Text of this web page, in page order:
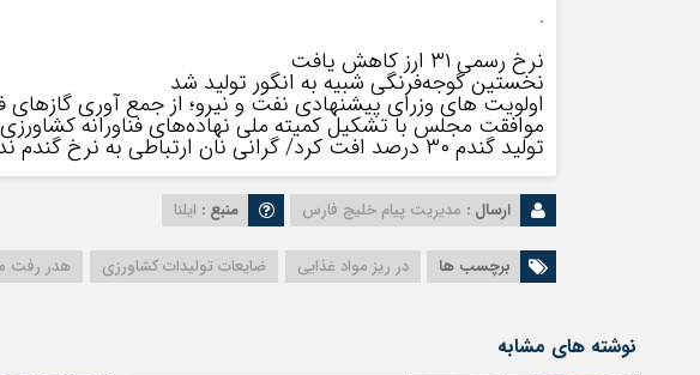
.
نرخ رسمی ۳۱ ارز کاهش یافت
نخستین گوجه‌فرنگی شبیه به انگور تولید شد
اولویت های وزرای پیشنهادی نفت و نیرو؛ از جمع آوری گازهای
موافقت مجلس با تشکیل کمیته ملی نهاده‌های فناورانه کشاورزی
تولید گندم ۳۰ درصد افت کرد/ گرانی نان ارتباطی به نرخ گندم ندارد
ارسال : مدیریت پیام خلیج فارس منبع : ایلنا
برچسب ها در ریز مواد غذایی ضایعات تولیدات کشاورزی هدر رفت
نوشته های مشابه